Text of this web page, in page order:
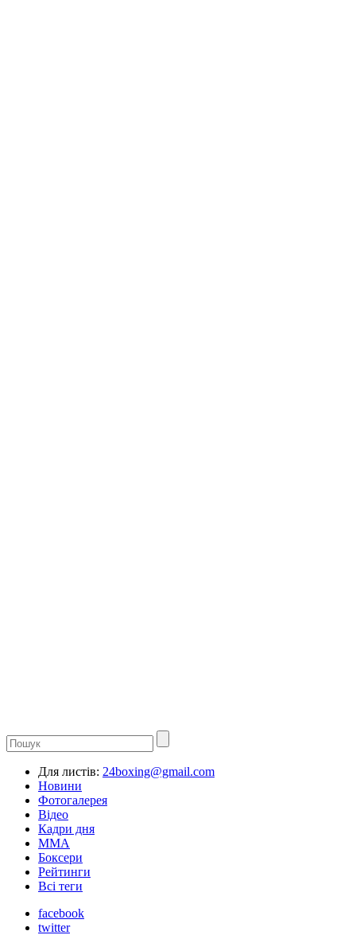
Для листів: 24boxing@gmail.com
Новини
Фотогалерея
Відео
Кадри дня
ММА
Боксери
Рейтинги
Всі теги
facebook
twitter